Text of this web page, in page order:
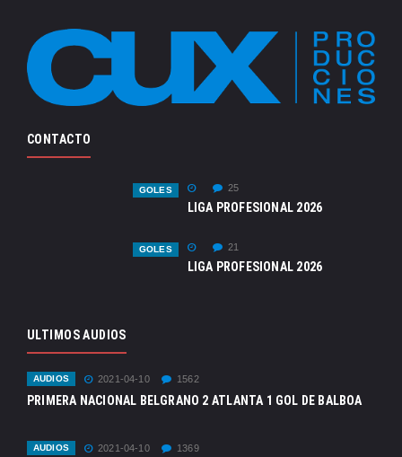
CONTACTO
GOLES 25
LIGA PROFESIONAL 2026
GOLES 21
LIGA PROFESIONAL 2026
ULTIMOS AUDIOS
AUDIOS 2021-04-10 1562
PRIMERA NACIONAL BELGRANO 2 ATLANTA 1 GOL DE BALBOA
AUDIOS 2021-04-10 1369